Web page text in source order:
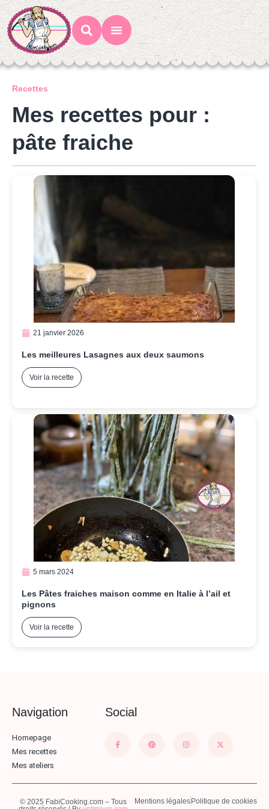
Recettes
Mes recettes pour :
pâte fraiche
21 janvier 2026
Les meilleures Lasagnes aux deux saumons
Voir la recette
5 mars 2024
Les Pâtes fraiches maison comme en Italie à l’ail et
pignons
Voir la recette
Navigation
Homepage
Mes recettes
Mes ateliers
Social
© 2025 FabiCooking.com – Tous
Mentions légales Politique de cookies